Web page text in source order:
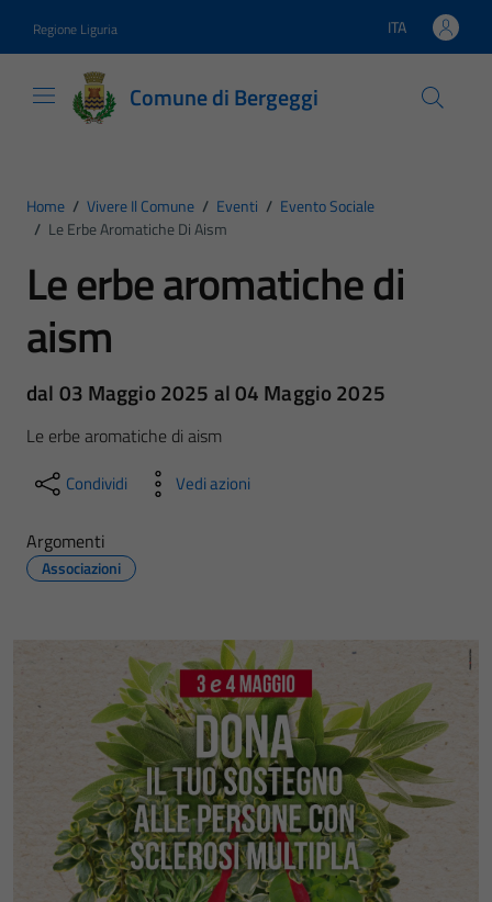
Regione Liguria Lingua attiva:
ITA
Comune di Bergeggi
Home / Vivere Il Comune / Eventi / Evento Sociale
/ Le Erbe Aromatiche Di Aism
Le erbe aromatiche di
aism
dal 03 Maggio 2025 al 04 Maggio 2025
Le erbe aromatiche di aism
Condividi Vedi azioni
Argomenti
Associazioni